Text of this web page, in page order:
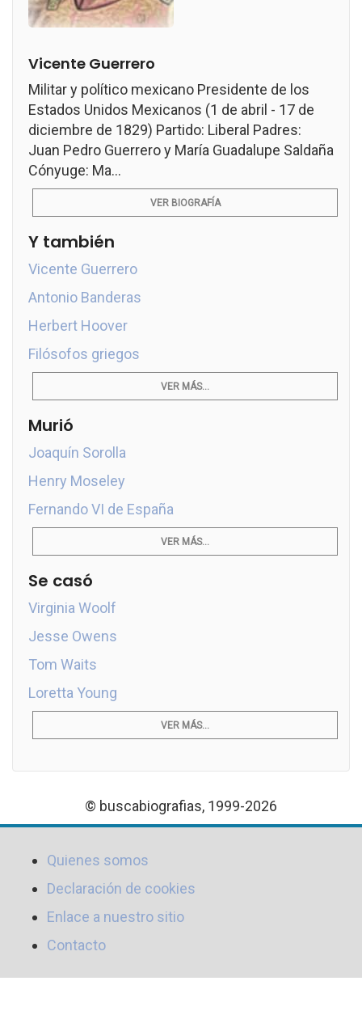
Vicente Guerrero
Militar y político mexicano Presidente de los
Estados Unidos Mexicanos (1 de abril - 17 de
diciembre de 1829) Partido: Liberal Padres:
Juan Pedro Guerrero y María Guadalupe Saldaña
Cónyuge: Ma...
VER BIOGRAFÍA
Y también
Vicente Guerrero
Antonio Banderas
Herbert Hoover
Filósofos griegos
VER MÁS...
Murió
Joaquín Sorolla
Henry Moseley
Fernando VI de España
VER MÁS...
Se casó
Virginia Woolf
Jesse Owens
Tom Waits
Loretta Young
VER MÁS...
© buscabiografias, 1999-2026
Quienes somos
Declaración de cookies
Enlace a nuestro sitio
Contacto